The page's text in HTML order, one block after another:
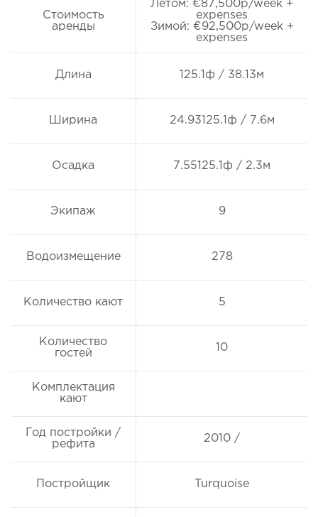
Стоимость
аренды
Летом: €87,500p/week +
expenses
Зимой: €92,500p/week +
expenses
Длина 125.1ф / 38.13м
Ширина 24.93125.1ф / 7.6м
Осадка 7.55125.1ф / 2.3м
Экипаж 9
Водоизмещение 278
Количество кают 5
Количество
гостей
10
Комплектация
кают
Год постройки /
рефита
2010 /
Постройщик Turquoise